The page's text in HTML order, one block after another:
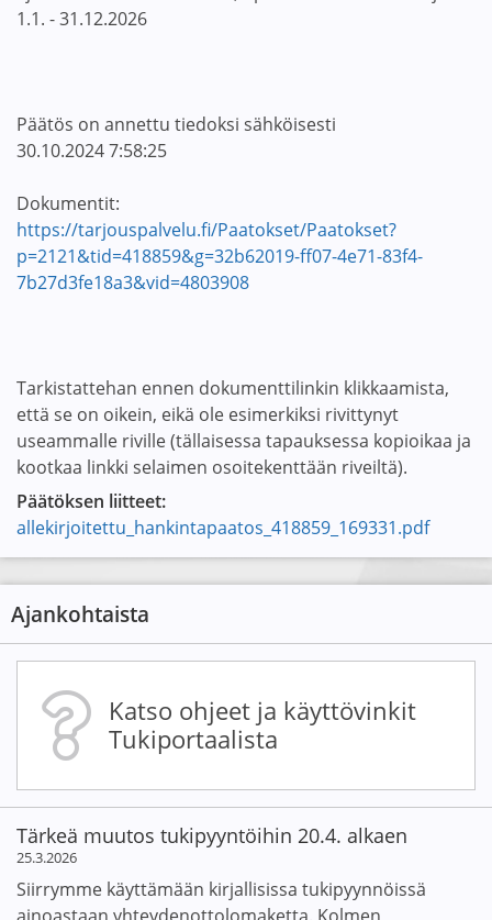
1.1. - 31.12.2026
Päätös on annettu tiedoksi sähköisesti
30.10.2024 7:58:25
Dokumentit:
https://tarjouspalvelu.fi/Paatokset/Paatokset?
p=2121&tid=418859&g=32b62019-ff07-4e71-83f4-
7b27d3fe18a3&vid=4803908
Tarkistattehan ennen dokumenttilinkin klikkaamista,
että se on oikein, eikä ole esimerkiksi rivittynyt
useammalle riville (tällaisessa tapauksessa kopioikaa ja
kootkaa linkki selaimen osoitekenttään riveiltä).
Päätöksen liitteet:
allekirjoitettu_hankintapaatos_418859_169331.pdf
Ajankohtaista
Katso ohjeet ja käyttövinkit
Tukiportaalista
Tärkeä muutos tukipyyntöihin 20.4. alkaen
25.3.2026
Siirrymme käyttämään kirjallisissa tukipyynnöissä